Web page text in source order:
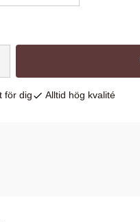
för dig Alltid hög kvalité